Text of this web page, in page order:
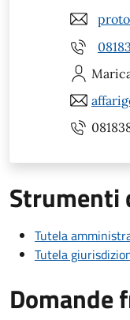
Strumenti
Tutela
Tutela
Domande